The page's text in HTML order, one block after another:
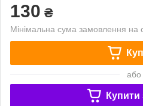
130 ₴
Мінімальна сума замовлення на
або
Купити